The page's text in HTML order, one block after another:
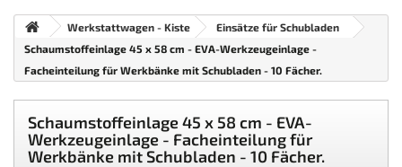
Werkstattwagen - Kiste
Einsätze für Schubladen
Schaumstoffeinlage 45 x 58 cm - EVA-Werkzeugeinlage -
Facheinteilung für Werkbänke mit Schubladen - 10 Fächer.
Schaumstoffeinlage 45 x 58 cm - EVA-
Werkzeugeinlage - Facheinteilung für
Werkbänke mit Schubladen - 10 Fächer.